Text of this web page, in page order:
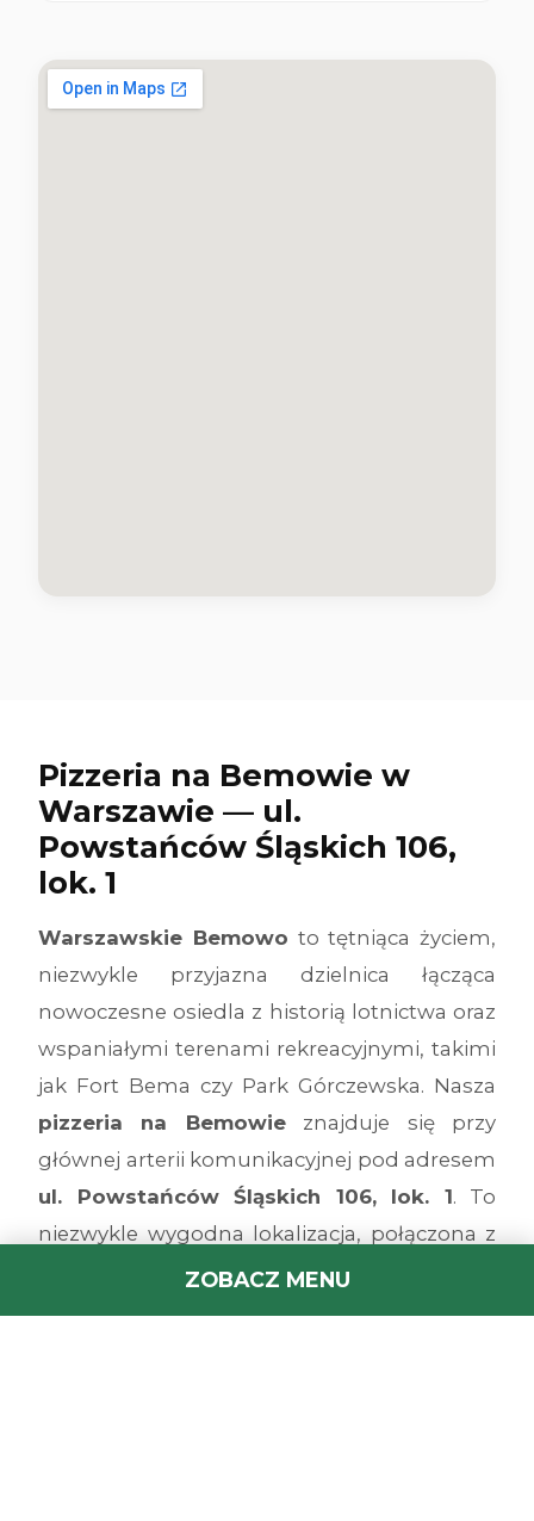
Pizzeria na Bemowie w
Warszawie — ul.
Powstańców Śląskich 106,
lok. 1
Warszawskie Bemowo to tętniąca życiem,
niezwykle przyjazna dzielnica łącząca
nowoczesne osiedla z historią lotnictwa oraz
wspaniałymi terenami rekreacyjnymi, takimi
jak Fort Bema czy Park Górczewska. Nasza
pizzeria na Bemowieznajduje się przy
głównej arterii komunikacyjnej pod adresem
ul. Powstańców Śląskich 106, lok. 1. To
niezwykle wygodna lokalizacja, połączona z
liniami tramwajowymi oraz II linią metra
ZOBACZ MENU